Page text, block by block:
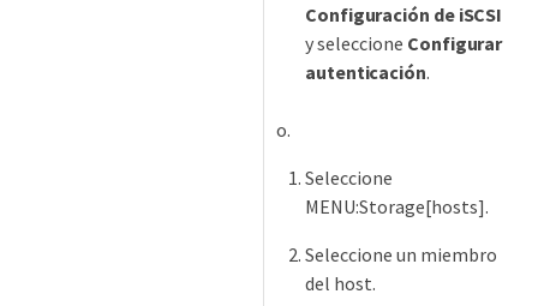
Configuración de iSCSI
y seleccione Configurar
autenticación.
o.
Seleccione
MENU:Storage[hosts].
Seleccione un miembro
del host.